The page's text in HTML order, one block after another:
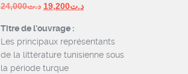
د.ت24,000
Le
initial
était :
د.ت24,000.
د.ت19,200
Le
est :
د.ت19,200.
Titre de l’ouvrage :
Les principaux représentants
de la littérature tunisienne sous
la période turque